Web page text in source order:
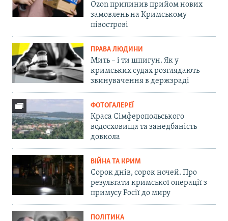
Ozon припинив прийом нових
замовлень на Кримському
півострові
ПРАВА ЛЮДИНИ
Мить – і ти шпигун. Як у
кримських судах розглядають
звинувачення в держзраді
ФОТОГАЛЕРЕЇ
Краса Сімферопольського
водосховища та занедбаність
довкола
ВІЙНА ТА КРИМ
Сорок днів, сорок ночей. Про
результати кримської операції з
примусу Росії до миру
ПОЛІТИКА